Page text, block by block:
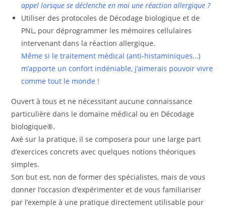
appel lorsque se déclenche en moi une réaction allergique ?
Utiliser des protocoles de Décodage biologique et de
PNL, pour déprogrammer les mémoires cellulaires
intervenant dans la réaction allergique.
Même si le traitement médical (anti-histaminiques…)
m’apporte un confort indéniable, j’aimerais pouvoir vivre
comme tout le monde !
Ouvert à tous et ne nécessitant aucune connaissance
particulière dans le domaine médical ou en Décodage
biologique®.
Axé sur la pratique, il se composera pour une large part
d’exercices concrets avec quelques notions théoriques
simples.
Son but est, non de former des spécialistes, mais de vous
donner l’occasion d’expérimenter et de vous familiariser
par l’exemple à une pratique directement utilisable pour